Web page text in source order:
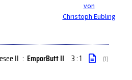
von
Christoph Eubling
II : EmporButt II 3 : 1 (1)